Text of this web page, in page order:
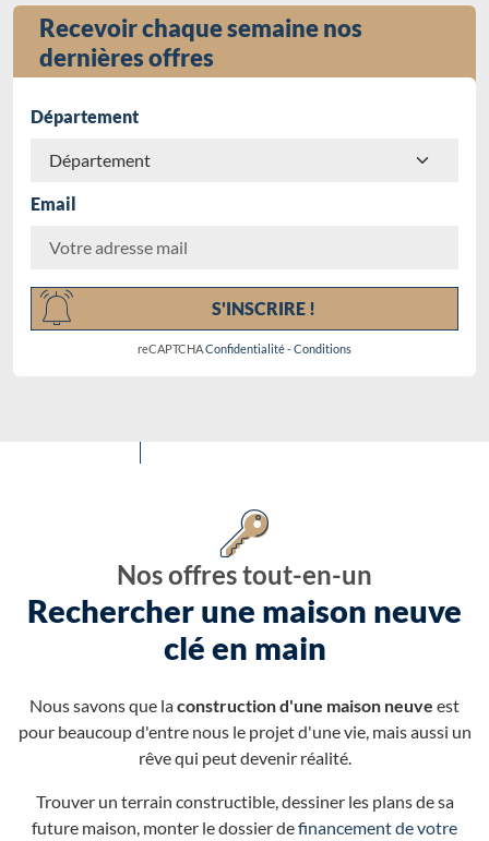
Recevoir chaque semaine nos
dernières offres
Département
Email
S'INSCRIRE !
reCAPTCHAConfidentialité-Conditions
Nos offres tout-en-un
Rechercher une maison neuve
clé en main
Nous savons que laconstruction d'une maison neuve est
pour beaucoup d'entre nous le projet d'une vie, mais aussi un
rêve qui peut devenir réalité.
Trouver un terrain constructible, dessiner les plans de sa
future maison, monter le dossier definancement de votre